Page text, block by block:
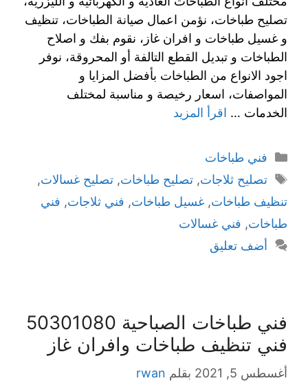
تصليح طباخات، نؤمن اعمال صيانة الطباخات، تنظيف
و غسيل طباخات و افران غاز، نقوم بفك و اصلاح
الطباخات و تبديل القطع التالفة أو المحروقة، نوفر
اجود الانواع من الطباخات بأفضل المزايا و
المواصفات، اسعار رخيصة و مناسبة لمختلف
الخدمات … اقرأ المزيد
فني طباخات
تصليح ثلاجات, تصليح طباخات, تصليح غسالات,
تنظيف طباخات, غسيل طباخات, فني ثلاجات, فني
طباخات, فني غسالات
أضف تعليق
فني طباخات الصباحية 50301080
فني تنظيف طباخات وافران غاز
أغسطس 5, 2021 بقلم rwan